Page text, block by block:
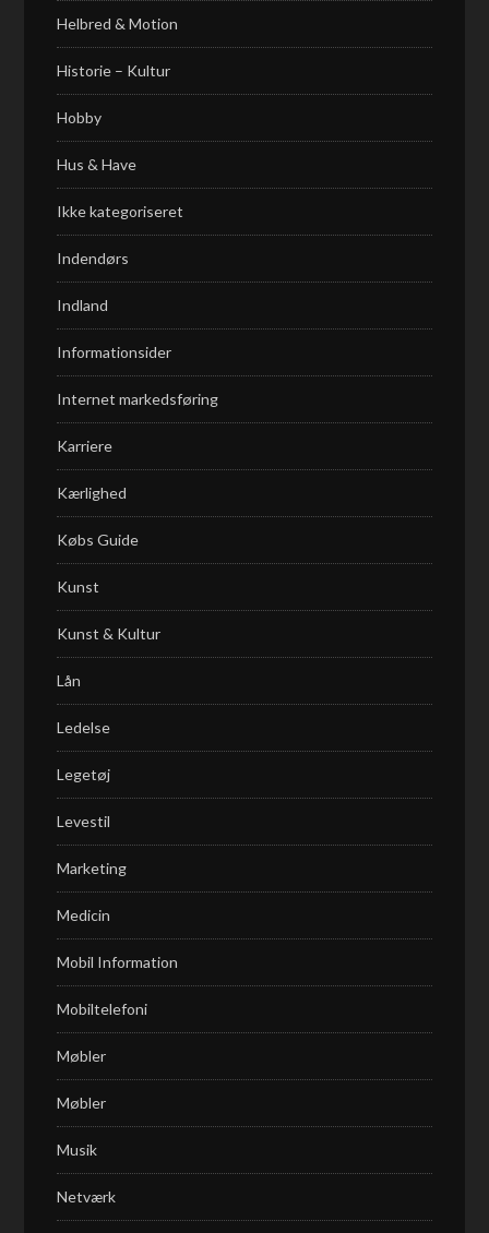
Helbred & Motion
Historie – Kultur
Hobby
Hus & Have
Ikke kategoriseret
Indendørs
Indland
Informationsider
Internet markedsføring
Karriere
Kærlighed
Købs Guide
Kunst
Kunst & Kultur
Lån
Ledelse
Legetøj
Levestil
Marketing
Medicin
Mobil Information
Mobiltelefoni
Møbler
Møbler
Musik
Netværk